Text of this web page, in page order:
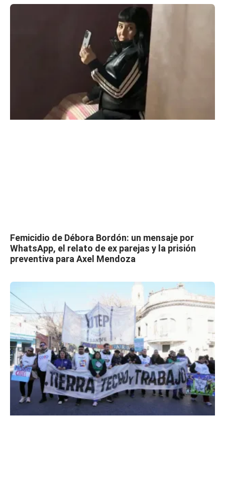
Femicidio de Débora Bordón: un mensaje por
WhatsApp, el relato de ex parejas y la prisión
preventiva para Axel Mendoza